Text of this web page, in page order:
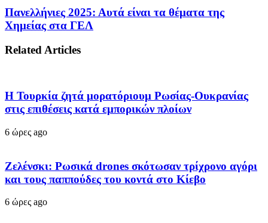
Πανελλήνιες 2025: Αυτά είναι τα θέματα της
Χημείας στα ΓΕΛ
Related Articles
Η Τουρκία ζητά μορατόριουμ Ρωσίας-Ουκρανίας
στις επιθέσεις κατά εμπορικών πλοίων
6 ώρες ago
Ζελένσκι: Ρωσικά drones σκότωσαν τρίχρονο αγόρι
και τους παππούδες του κοντά στο Κίεβο
6 ώρες ago